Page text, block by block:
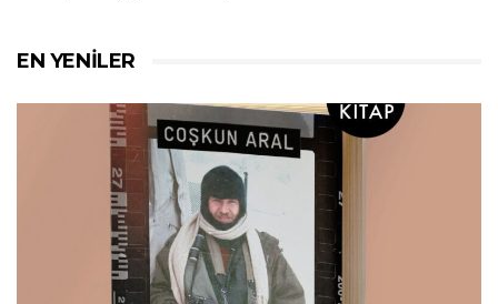
EN YENILER